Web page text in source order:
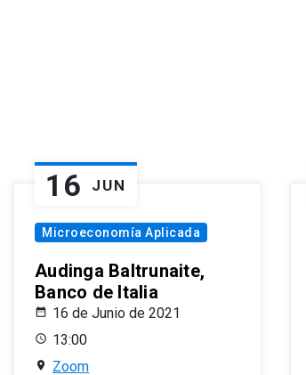
16 JUN
Microeconomía Aplicada
Audinga Baltrunaite,
Banco de Italia
16 de Junio de 2021
13:00
Zoom